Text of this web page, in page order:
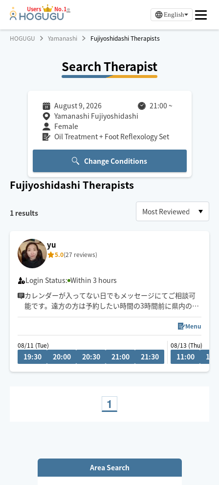
Users No.1※
English
HOGUGU Yamanashi Fujiyoshidashi Therapists
Search Therapist
August 9, 2026 21:00 ~
Yamanashi Fujiyoshidashi
Female
Oil Treatment + Foot Reflexology Set
Change Conditions
Fujiyoshidashi Therapists
1 results
yu
5.0(27 reviews)
Login Status: Within 3 hours
カレンダーが入ってない日でもメッセージにてご相談可
能です。遠方の方は予約したい時間の3時間前に県内の方
は2時間前にリクエストお願いします。月によって活動エ
リアが異なりますので、あらかじめご確認の上リクエス
トをお願いいたします。
施術中にスマートフォンを閲覧はご遠慮ください。
お客様の要望を聞きながら、最善に目指します。
Menu
08/11 (Tue)
19:30 20:00 20:30 21:00 21:30
08/13 (Thu)
11:00
1
Area Search